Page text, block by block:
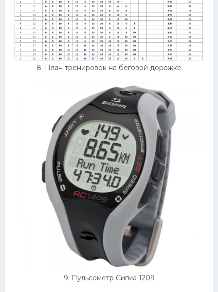
8. План тренировок на беговой дорожке
9. Пульсометр Сигма 1209